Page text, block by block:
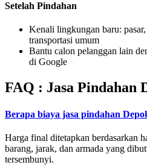
Setelah Pindahan
Kenali lingkungan baru:
transportasi umum
Bantu calon pelanggan lain
di Google
FAQ : Jasa Pindahan
Berapa biaya jasa pindahan
Harga final ditetapkan berdasarkan
barang, jarak, dan armada yang
tersembunyi.